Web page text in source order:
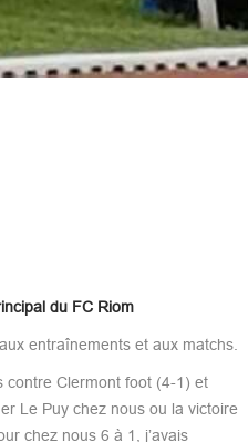
du FC Riom
entraînements et aux matchs.
contre Clermont foot (4-1) et
Le Puy chez nous ou la victoire
chez nous 6 à 1, j’avais